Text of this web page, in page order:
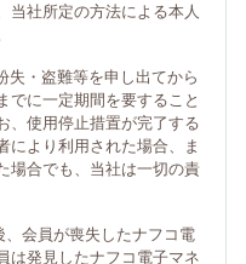
当社所定の方法による本人
失・盗難等を申し出てから
でに一定期間を要すること
、使用停止措置が完了する
により利用された場合、ま
場合でも、当社は一切の責
会員が喪失したナフコ電
は発見したナフコ電子マネ